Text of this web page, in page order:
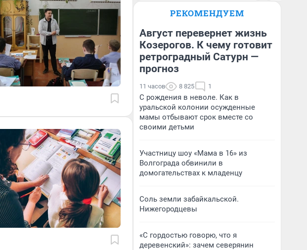
РЕКОМЕНДУЕМ
Август перевернет жизнь
Козерогов. К чему готовит
ретроградный Сатурн —
прогноз
11 часов 8 825 1
С рождения в неволе. Как в
уральской колонии осужденные
мамы отбывают срок вместе со
своими детьми
Участницу шоу «Мама в 16» из
Волгограда обвинили в
домогательствах к младенцу
Соль земли забайкальской.
Нижегородцевы
«С гордостью говорю, что я
деревенский»: зачем северянин